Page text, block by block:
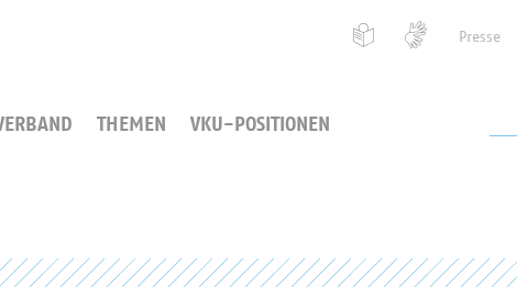
Presse
THEMEN VKU-POSITIONEN